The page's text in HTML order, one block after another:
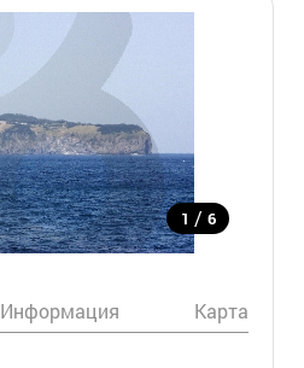
1 / 6
Информация Карта